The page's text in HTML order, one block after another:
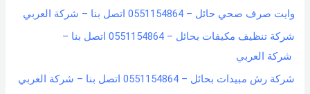
وايت صرف صحي حائل – 0551154864 اتصل بنا – شركة العربي
شركة تنظيف مكيفات بحائل – 0551154864 اتصل بنا –
شركة العربي
شركة رش مبيدات بحائل – 0551154864 اتصل بنا – شركة العربي